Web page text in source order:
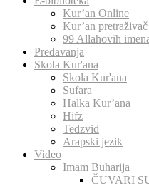
Kur’an Online
Kur’an pretraživač
99 Allahovih
Predavanja
Skola Kur'ana
Skola Kur'ana
Sufara
Halka Kur’ana
Hifz
Tedzvid
Arapski jezik
Video
Imam Buharija
ČUVARI